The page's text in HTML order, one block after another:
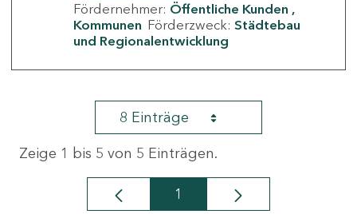
Fördernehmer: Öffentliche Kunden
Kommunen Förderzweck: Städtebau
und Regionalentwicklung
8 Einträge
Zeige 1 bis 5 von 5 Einträgen.
Seite
1